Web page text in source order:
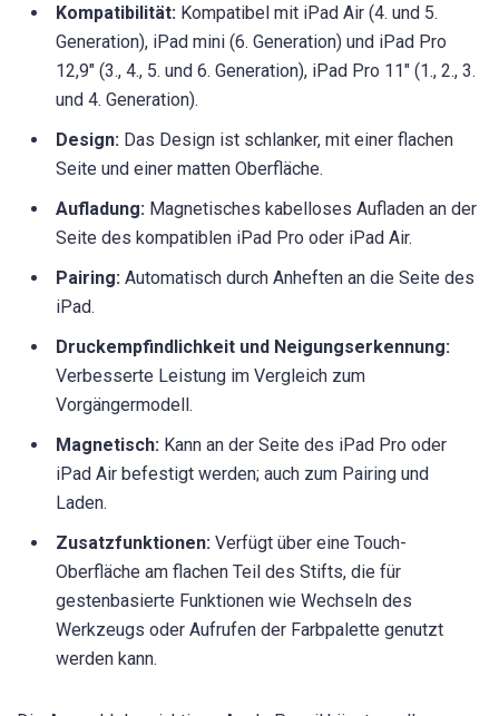
Kompatibilität: Kompatibel mit iPad Air (4. und 5.
Generation), iPad mini (6. Generation) und iPad Pro
12,9″ (3., 4., 5. und 6. Generation), iPad Pro 11″ (1., 2., 3.
und 4. Generation).
Design: Das Design ist schlanker, mit einer flachen
Seite und einer matten Oberfläche.
Aufladung: Magnetisches kabelloses Aufladen an der
Seite des kompatiblen iPad Pro oder iPad Air.
Pairing: Automatisch durch Anheften an die Seite des
iPad.
Druckempfindlichkeit und Neigungserkennung:
Verbesserte Leistung im Vergleich zum
Vorgängermodell.
Magnetisch: Kann an der Seite des iPad Pro oder
iPad Air befestigt werden; auch zum Pairing und
Laden.
Zusatzfunktionen: Verfügt über eine Touch-
Oberfläche am flachen Teil des Stifts, die für
gestenbasierte Funktionen wie Wechseln des
Werkzeugs oder Aufrufen der Farbpalette genutzt
werden kann.